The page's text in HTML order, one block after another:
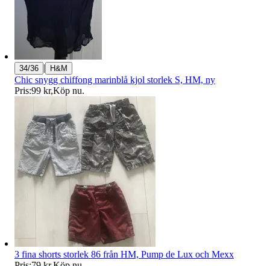
34/36 | H&M
Chic snygg chiffong marinblå kjol storlek S, HM, ny
Pris:99 kr,Köp nu.
3 fina shorts storlek 86 från HM, Pump de Lux och Mexx